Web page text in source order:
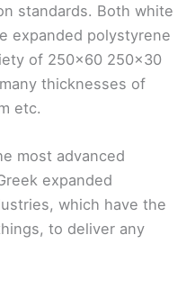
standards. Both white
expanded polystyrene
of 250x60 250x30
thicknesses of
etc.
most advanced
expanded
which have the
to deliver any